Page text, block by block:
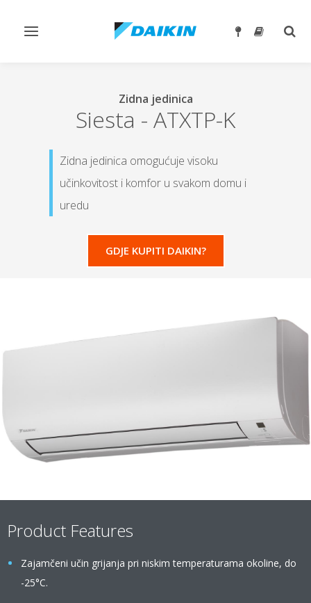
Toggle
Zidna jedinica
Siesta - ATXTP-K
Zidna jedinica omogućuje visoku
učinkovitost i komfor u svakom domu i
uredu
GDJE KUPITI DAIKIN?
Product Features
Zajamčeni učin grijanja pri niskim temperaturama okoline, do
-25°C.